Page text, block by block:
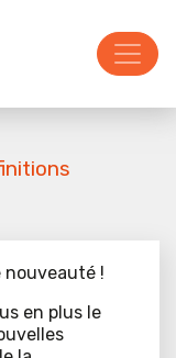
nouveauté !
en plus le